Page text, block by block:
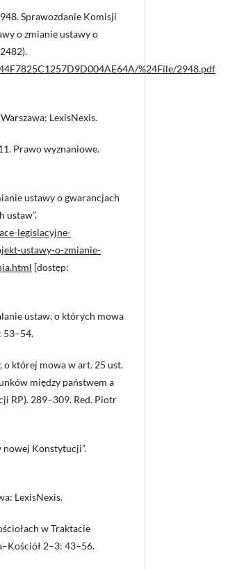
Sprawozdanie Komisji
o zmianie ustawy o
%24File/2948.pdf
LexisNexis.
Prawo wyznaniowe.
ustawy o gwarancjach
ustaw”.
legislacyjne-
ustawy-o-zmianie-
[dostęp:
ustaw, o których mowa
53–54.
o której mowa w art. 25 ust.
między państwem a
RP). 289–309. Red. Piotr
nowej Konstytucji”.
LexisNexis.
w Traktacie
2–3: 43–56.